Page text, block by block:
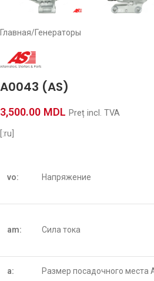
Главная/Генераторы
A0043 (AS)
3,500.00 MDL Preț incl. TVA
[:ru]
vo: Напряжение
am: Сила тока
a: Размер посадочного места